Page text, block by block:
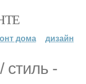
дома дизайн
стиль -